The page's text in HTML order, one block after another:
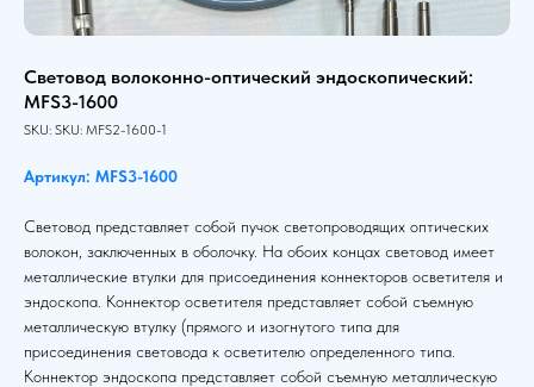
Световод волоконно-оптический эндоскопический:
MFS3-1600
SKU: SKU: MFS2-1600-1
Артикул: MFS3-1600
Световод представляет собой пучок светопроводящих оптических
волокон, заключенных в оболочку. На обоих концах световод имеет
металлические втулки для присоединения коннекторов осветителя и
эндоскопа. Коннектор осветителя представляет собой съемную
металлическую втулку (прямого и изогнутого типа для
присоединения световода к осветителю определенного типа.
Коннектор эндоскопа представляет собой съемную металлическую